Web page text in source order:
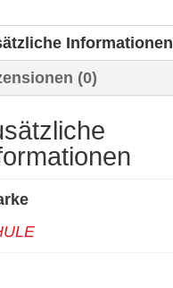
Informationen
(0)